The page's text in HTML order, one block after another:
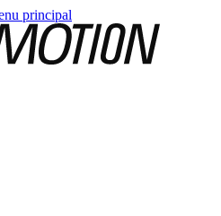
principal